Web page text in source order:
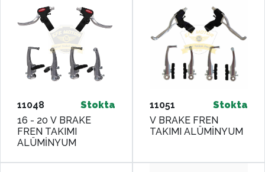
11048
Stokta
16 - 20 V BRAKE
FREN TAKIMI
ALÜMİNYUM
11051
Stokta
V BRAKE FREN
TAKIMI ALÜMİNYUM